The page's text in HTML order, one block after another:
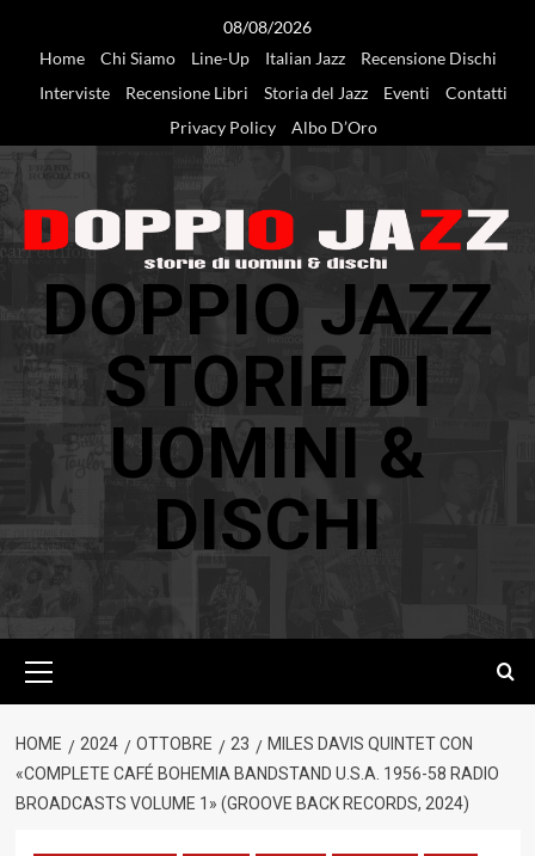
08/08/2026
Home
Chi Siamo Line-Up Italian Jazz
Recensione Dischi
Interviste
Recensione Libri Storia del Jazz Eventi
Contatti
Privacy Policy
Albo D’Oro
DOPPIO JAZZ
STORIE DI
UOMINI &
DISCHI
principale
HOME 2024 OTTOBRE 23
MILES DAVIS QUINTET CON
«COMPLETE CAFÉ BOHEMIA BANDSTAND U.S.A. 1956-58 RADIO
BROADCASTS VOLUME 1» (GROOVE BACK RECORDS, 2024)